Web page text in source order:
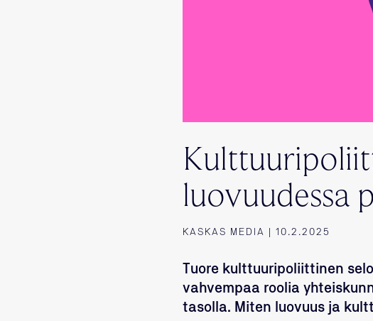
luovuudessa
KASKAS MEDIA | 10.2.2025
Tuore kulttuuripoliittinen
vahvempaa roolia
tasolla. Miten luovuus ja